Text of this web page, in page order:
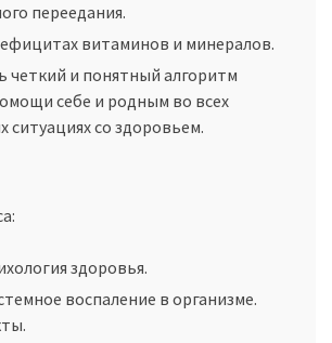
переедания.
витаминов и минералов.
четкий и понятный алгоритм
себе и родным во всех
ситуациях со здоровьем.
здоровья.
воспаление в организме.